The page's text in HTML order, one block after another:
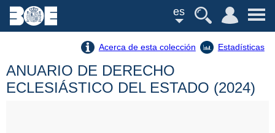
es
Acerca de esta colección Estadísticas
ANUARIO DE DERECHO
ECLESIÁSTICO DEL ESTADO (2024)